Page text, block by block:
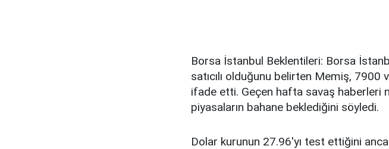
Borsa İstanbul Beklentileri: Borsa
satıcılı olduğunu belirten Memiş,
ifade etti. Geçen hafta savaş haberleri
piyasaların bahane beklediğini söyledi.
Dolar kurunun 27.96'yı test ettiğini